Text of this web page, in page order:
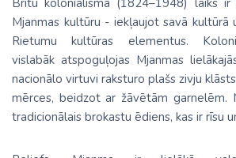
Britu koloniālisma (1824–1948) laiks ir
Mjanmas kultūru - iekļaujot savā kultūrā
Rietumu kultūras elementus.
vislabāk atspoguļojas Mjanmas
nacionālo virtuvi raksturo plašs zivju
mērces, beidzot ar žāvētām garnelēm.
tradicionālais brokastu ēdiens, kas ir rīsu